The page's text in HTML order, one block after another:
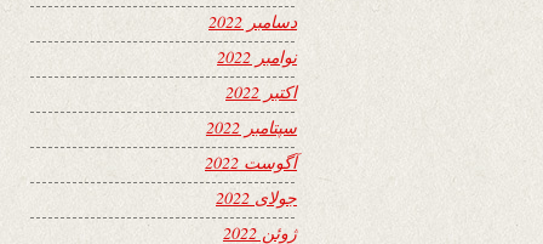
دسامبر 2022
نوامبر 2022
اکتبر 2022
سپتامبر 2022
آگوست 2022
جولای 2022
ژوئن 2022